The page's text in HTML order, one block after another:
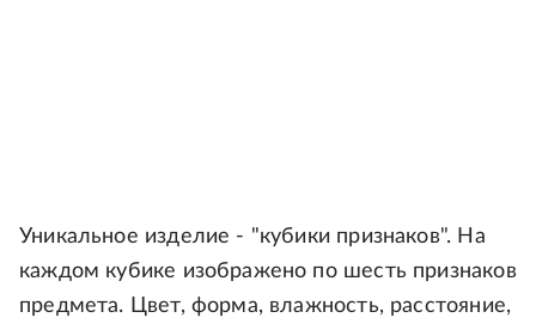
Уникальное изделие - "кубики признаков". На
каждом кубике изображено по шесть признаков
предмета. Цвет, форма, влажность, расстояние,